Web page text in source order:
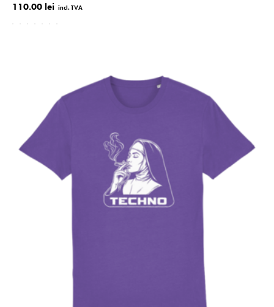
110.00 lei